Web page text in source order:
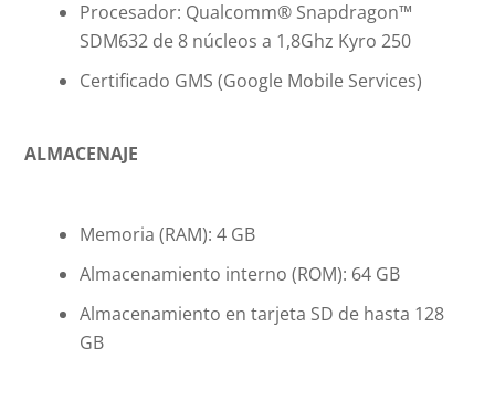
Procesador: Qualcomm® Snapdragon™
SDM632 de 8 núcleos a 1,8Ghz Kyro 250
Certificado GMS (Google Mobile Services)
ALMACENAJE
Memoria (RAM): 4 GB
Almacenamiento interno (ROM): 64 GB
Almacenamiento en tarjeta SD de hasta 128
GB